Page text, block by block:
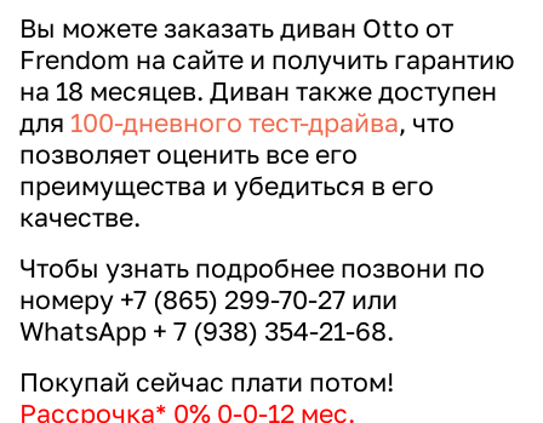
Вы можете заказать диван Otto от
Frendom на сайте и получить гарантию
на 18 месяцев. Диван также доступен
для 100-дневного тест-драйва, что
позволяет оценить все его
преимущества и убедиться в его
качестве.
Чтобы узнать подробнее позвони по
номеру +7 (865) 299-70-27 или
WhatsApp + 7 (938) 354-21-68.
Покупай сейчас плати потом!
Рассрочка* 0% 0-0-12 мес.